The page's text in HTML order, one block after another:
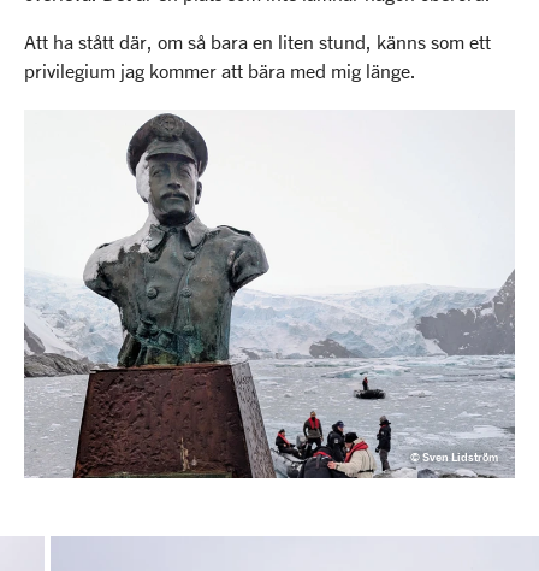
Att ha stått där, om så bara en liten stund, känns som ett
privilegium jag kommer att bära med mig länge.
© Sven Lidström